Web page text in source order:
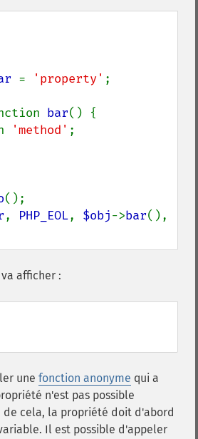
= 'property' ;
bar() {
'method' ;
();
, PHP_EOL, $obj->bar
afficher :
une fonction anonyme qui a
n'est pas possible
cela, la propriété doit d'abord
Il est possible d'appeler